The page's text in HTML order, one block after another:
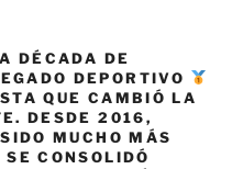
DÉCADA DE
DEPORTIVO
QUE CAMBIÓ LA
DESDE 2016,
MUCHO MÁS
CONSOLIDÓ